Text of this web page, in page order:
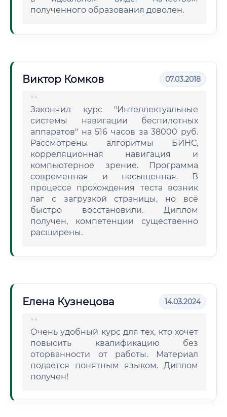
полученного образования доволен.
Виктор Комков 07.03.2018
Закончил курс "Интеллектуальные
системы навигации беспилотных
аппаратов" на 516 часов за 38000 руб.
Рассмотрены алгоритмы БИНС,
корреляционная навигация и
компьютерное зрение. Программа
современная и насыщенная. В
процессе прохождения теста возник
лаг с загрузкой страницы, но всё
быстро восстановили. Диплом
получен, компетенции существенно
расширены.
Елена Кузнецова 14.03.2024
Очень удобный курс для тех, кто хочет
повысить квалификацию без
оторванности от работы. Материал
подается понятным языком. Диплом
получен!